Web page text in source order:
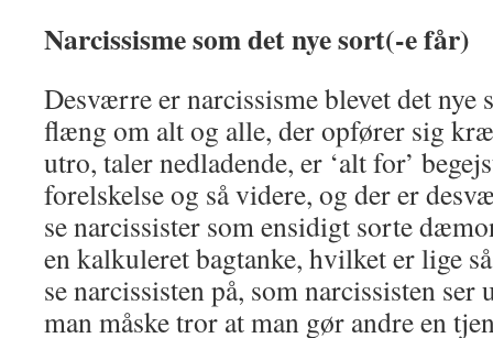
Narcissisme som det nye sort(-e får)
Desværre er narcissisme blevet det
flæng om alt og alle, der opfører sig
utro, taler nedladende, er ‘alt for’
forelskelse og så videre, og der er
se narcissister som ensidigt sorte
en kalkuleret bagtanke, hvilket er lige
se narcissisten på, som narcissisten
man måske tror at man gør andre en